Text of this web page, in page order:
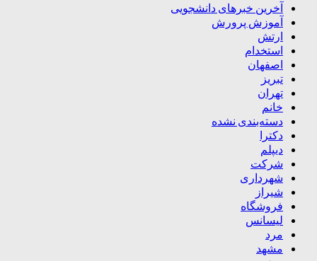
آخرین خبرهای دانشجویی
آموزش پرورش
ارتش
استخدام
اصفهان
تبریز
تهران
خانم
دسته‌بندی نشده
دکترا
دیپلم
شرکت
شهرداری
شیراز
فروشگاه
لیسانس
مرد
مشهد